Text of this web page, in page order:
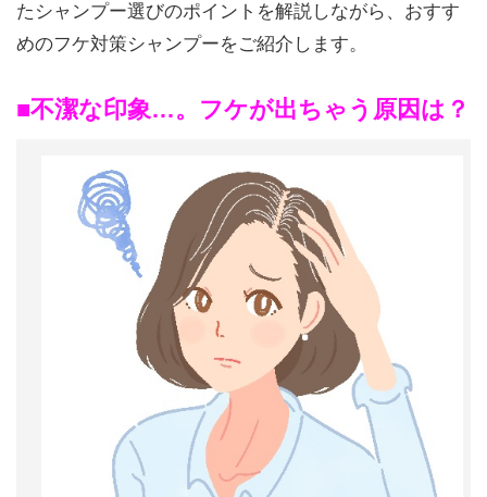
たシャンプー選びのポイントを解説しながら、おすす
めのフケ対策シャンプーをご紹介します。
■不潔な印象…。フケが出ちゃう原因は？